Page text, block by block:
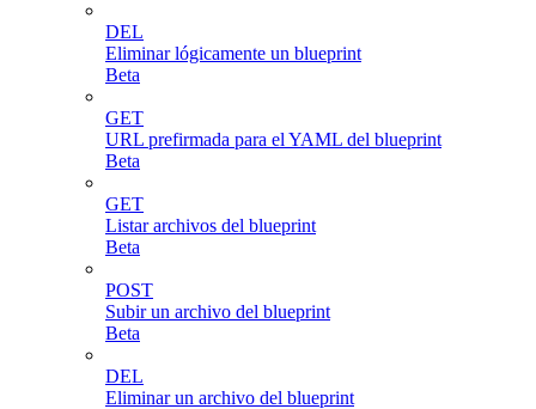
DEL
Eliminar lógicamente un blueprint
Beta
GET
URL prefirmada para el YAML del blueprint
Beta
GET
Listar archivos del blueprint
Beta
POST
Subir un archivo del blueprint
Beta
DEL
Eliminar un archivo del blueprint